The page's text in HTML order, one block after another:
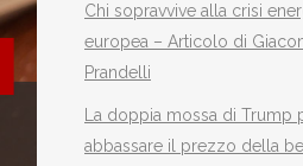
Chi sopravvive alla crisi
europea – Articolo di
Prandelli
La doppia mossa di Trump
abbassare il prezzo della